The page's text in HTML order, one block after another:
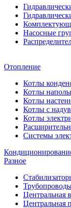
Насосные
Отопление
Котлы
Котлы
Котлы
Котлы с
Котлы
Системы
Разное
Центральная
Центральная